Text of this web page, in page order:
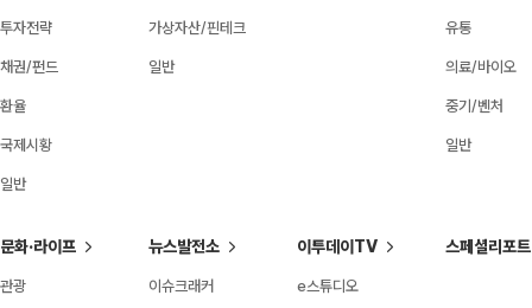
투자전략
채권/펀드
환율
국제시황
일반
가상자산/핀테크
일반
유통
의료/바이오
중기/벤처
일반
문화·라이프
관광
뉴스발전소
이슈크래커
이투데이TV
e스튜디오
스페셜리포트